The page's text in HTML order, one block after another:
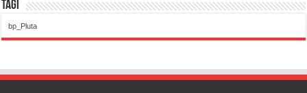
Tagi
bp_Pluta